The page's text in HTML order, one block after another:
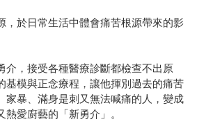
，於日常生活中體會痛苦根源帶來的影
介，接受各種醫療診斷都檢查不出原
基模與正念療程，讓他揮別過去的痛苦
家暴、滿身是刺又無法喊痛的人，變成
愛廚藝的「新勇介」。